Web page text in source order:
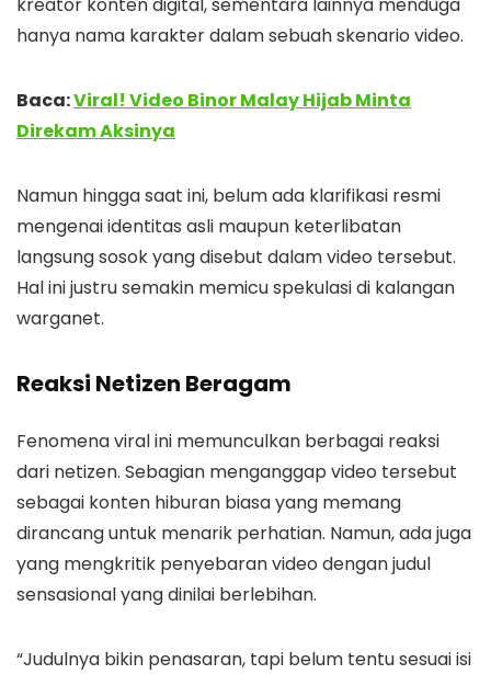
kreator konten digital, sementara lainnya menduga
hanya nama karakter dalam sebuah skenario video.
Baca:Viral! Video Binor Malay Hijab Minta
Direkam Aksinya
Namun hingga saat ini, belum ada klarifikasi resmi
mengenai identitas asli maupun keterlibatan
langsung sosok yang disebut dalam video tersebut.
Hal ini justru semakin memicu spekulasi di kalangan
warganet.
Reaksi Netizen Beragam
Fenomena viral ini memunculkan berbagai reaksi
dari netizen. Sebagian menganggap video tersebut
sebagai konten hiburan biasa yang memang
dirancang untuk menarik perhatian. Namun, ada juga
yang mengkritik penyebaran video dengan judul
sensasional yang dinilai berlebihan.
“Judulnya bikin penasaran, tapi belum tentu sesuai isi